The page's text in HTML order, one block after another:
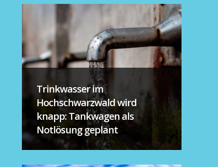
Trinkwasser im
Hochschwarzwald wird
knapp: Tankwagen als
Notlösung geplant